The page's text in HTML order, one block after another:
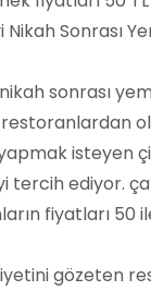
Nikah Sonrası
sonrası
isteyen
tercih ediyor.
fiyatları 50
gözeten